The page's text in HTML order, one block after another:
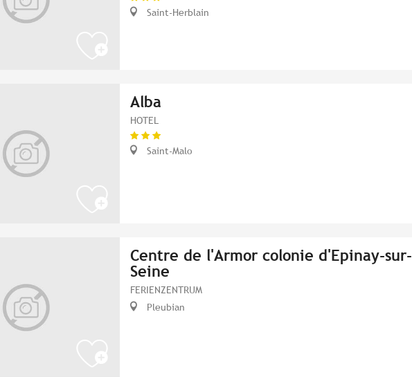
Saint-Herblain
Alba
HOTEL
Saint-Malo
Centre de l'Armor colonie d'Epinay-sur-
Seine
FERIENZENTRUM
Pleubian